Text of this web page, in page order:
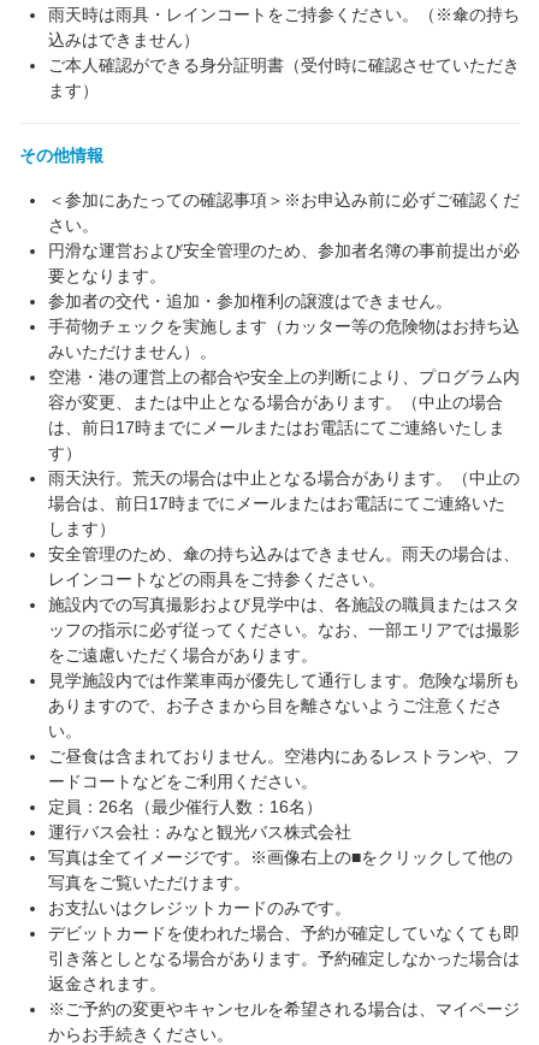
雨天時は雨具・レインコートをご持参ください。（※傘の持ち
込みはできません）
ご本人確認ができる身分証明書（受付時に確認させていただき
ます）
その他情報
＜参加にあたっての確認事項＞※お申込み前に必ずご確認くだ
さい。
円滑な運営および安全管理のため、参加者名簿の事前提出が必
要となります。
参加者の交代・追加・参加権利の譲渡はできません。
手荷物チェックを実施します（カッター等の危険物はお持ち込
みいただけません）。
空港・港の運営上の都合や安全上の判断により、プログラム内
容が変更、または中止となる場合があります。（中止の場合
は、前日17時までにメールまたはお電話にてご連絡いたしま
す）
雨天決行。荒天の場合は中止となる場合があります。（中止の
場合は、前日17時までにメールまたはお電話にてご連絡いた
します）
安全管理のため、傘の持ち込みはできません。雨天の場合は、
レインコートなどの雨具をご持参ください。
施設内での写真撮影および見学中は、各施設の職員またはスタ
ッフの指示に必ず従ってください。なお、一部エリアでは撮影
をご遠慮いただく場合があります。
見学施設内では作業車両が優先して通行します。危険な場所も
ありますので、お子さまから目を離さないようご注意くださ
い。
ご昼食は含まれておりません。空港内にあるレストランや、フ
ードコートなどをご利用ください。
定員：26名（最少催行人数：16名）
運行バス会社：みなと観光バス株式会社
写真は全てイメージです。※画像右上の■をクリックして他の
写真をご覧いただけます。
お支払いはクレジットカードのみです。
デビットカードを使われた場合、予約が確定していなくても即
引き落としとなる場合があります。予約確定しなかった場合は
返金されます。
※ご予約の変更やキャンセルを希望される場合は、マイページ
からお手続きください。